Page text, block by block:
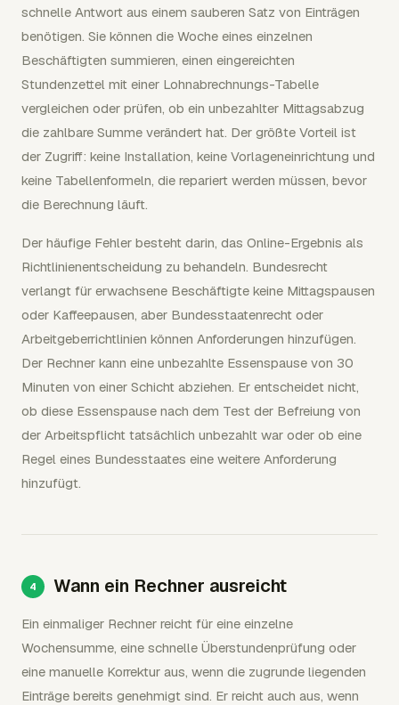
schnelle Antwort aus einem sauberen Satz von Einträgen
benötigen. Sie können die Woche eines einzelnen
Beschäftigten summieren, einen eingereichten
Stundenzettel mit einer Lohnabrechnungs-Tabelle
vergleichen oder prüfen, ob ein unbezahlter Mittagsabzug
die zahlbare Summe verändert hat. Der größte Vorteil ist
der Zugriff: keine Installation, keine Vorlageneinrichtung und
keine Tabellenformeln, die repariert werden müssen, bevor
die Berechnung läuft.
Der häufige Fehler besteht darin, das Online-Ergebnis als
Richtlinienentscheidung zu behandeln. Bundesrecht
verlangt für erwachsene Beschäftigte keine Mittagspausen
oder Kaffeepausen, aber Bundesstaatenrecht oder
Arbeitgeberrichtlinien können Anforderungen hinzufügen.
Der Rechner kann eine unbezahlte Essenspause von 30
Minuten von einer Schicht abziehen. Er entscheidet nicht,
ob diese Essenspause nach dem Test der Befreiung von
der Arbeitspflicht tatsächlich unbezahlt war oder ob eine
Regel eines Bundesstaates eine weitere Anforderung
hinzufügt.
Wann ein Rechner ausreicht
Ein einmaliger Rechner reicht für eine einzelne
Wochensumme, eine schnelle Überstundenprüfung oder
eine manuelle Korrektur aus, wenn die zugrunde liegenden
Einträge bereits genehmigt sind. Er reicht auch aus, wenn